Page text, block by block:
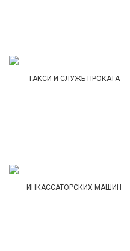
ТАКСИ И СЛУЖБ ПРОКАТА
ИНКАССАТОРСКИХ МАШИН